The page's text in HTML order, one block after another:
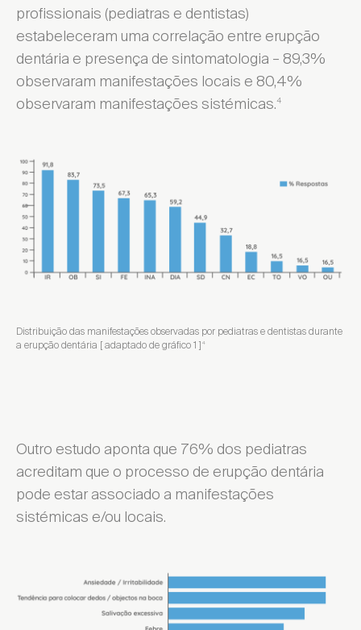
profissionais (pediatras e dentistas)
estabeleceram uma correlação entre erupção
dentária e presença de sintomatologia – 89,3%
observaram manifestações locais e 80,4%
observaram manifestações sistémicas.4
Distribuição das manifestações observadas por pediatras e dentistas durante
a erupção dentária [ adaptado de gráfico 1 ] 4
Outro estudo aponta que 76% dos pediatras
acreditam que o processo de erupção dentária
pode estar associado a manifestações
sistémicas e/ou locais.